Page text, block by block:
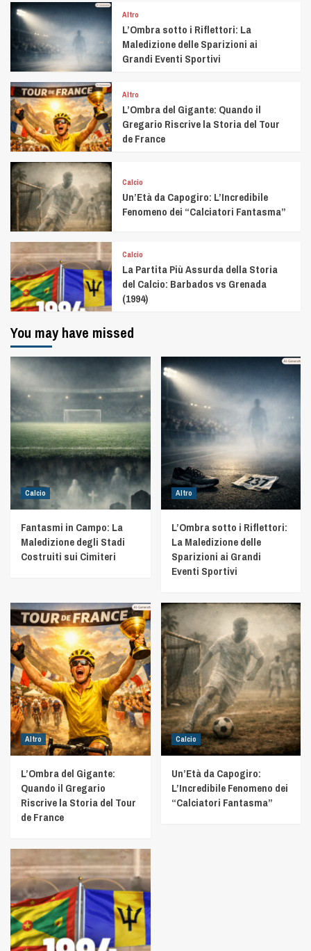
Altro
L’Ombra sotto i Riflettori: La
Maledizione delle Sparizioni ai
Grandi Eventi Sportivi
Altro
L’Ombra del Gigante: Quando il
Gregario Riscrive la Storia del Tour
de France
Calcio
Un’Età da Capogiro: L’Incredibile
Fenomeno dei “Calciatori Fantasma”
Calcio
La Partita Più Assurda della Storia
del Calcio: Barbados vs Grenada
(1994)
You may have missed
Calcio
Fantasmi in Campo: La
Maledizione degli Stadi
Costruiti sui Cimiteri
Altro
L’Ombra sotto i Riflettori:
La Maledizione delle
Sparizioni ai Grandi
Eventi Sportivi
Altro
L’Ombra del Gigante:
Quando il Gregario
Riscrive la Storia del Tour
de France
Calcio
Un’Età da Capogiro:
L’Incredibile Fenomeno dei
“Calciatori Fantasma”